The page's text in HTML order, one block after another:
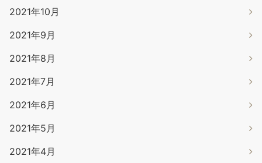
2021年10月
2021年9月
2021年8月
2021年7月
2021年6月
2021年5月
2021年4月